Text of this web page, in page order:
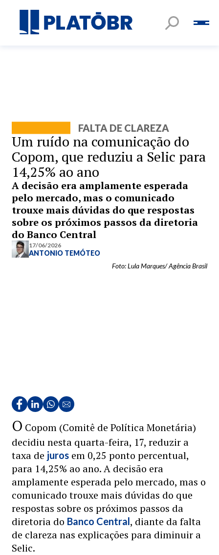
FALTA DE CLAREZA
Um ruído na comunicação do
Copom, que reduziu a Selic para
14,25% ao ano
A decisão era amplamente esperada
pelo mercado, mas o comunicado
trouxe mais dúvidas do que respostas
sobre os próximos passos da diretoria
do Banco Central
17/06/2026
ANTONIO TEMÓTEO
Foto: Lula Marques/ Agência Brasil
O Copom (Comitê de Política Monetária)
decidiu nesta quarta-feira, 17, reduzir a
taxa de juros em 0,25 ponto percentual,
para 14,25% ao ano. A decisão era
amplamente esperada pelo mercado, mas o
comunicado trouxe mais dúvidas do que
respostas sobre os próximos passos da
diretoria do Banco Central, diante da falta
de clareza nas explicações para diminuir a
Selic.